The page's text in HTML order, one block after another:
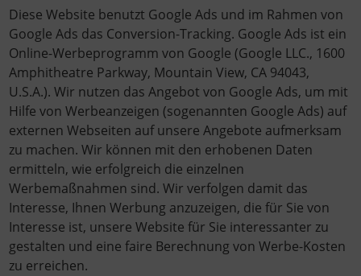
Diese Website benutzt Google Ads und im Rahmen von
Google Ads das Conversion-Tracking. Google Ads ist ein
Online-Werbeprogramm von Google (Google LLC., 1600
Amphitheatre Parkway, Mountain View, CA 94043,
U.S.A.). Wir nutzen das Angebot von Google Ads, um mit
Hilfe von Werbeanzeigen (sogenannten Google Ads) auf
externen Webseiten auf unsere Angebote aufmerksam
zu machen. Wir können mit den erhobenen Daten
ermitteln, wie erfolgreich die einzelnen
Werbemaßnahmen sind. Wir verfolgen damit das
Interesse, Ihnen Werbung anzuzeigen, die für Sie von
Interesse ist, unsere Website für Sie interessanter zu
gestalten und eine faire Berechnung von Werbe-Kosten
zu erreichen.